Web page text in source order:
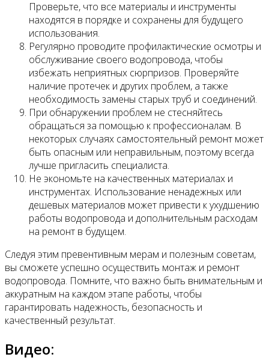
Проверьте, что все материалы и инструменты
находятся в порядке и сохранены для будущего
использования.
Регулярно проводите профилактические осмотры и
обслуживание своего водопровода, чтобы
избежать неприятных сюрпризов. Проверяйте
наличие протечек и других проблем, а также
необходимость замены старых труб и соединений.
При обнаружении проблем не стесняйтесь
обращаться за помощью к профессионалам. В
некоторых случаях самостоятельный ремонт может
быть опасным или неправильным, поэтому всегда
лучше пригласить специалиста.
Не экономьте на качественных материалах и
инструментах. Использование ненадежных или
дешевых материалов может привести к ухудшению
работы водопровода и дополнительным расходам
на ремонт в будущем.
Следуя этим превентивным мерам и полезным советам,
вы сможете успешно осуществить монтаж и ремонт
водопровода. Помните, что важно быть внимательным и
аккуратным на каждом этапе работы, чтобы
гарантировать надежность, безопасность и
качественный результат.
Видео: